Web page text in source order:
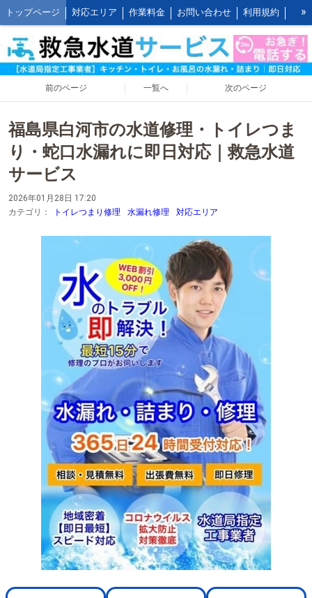
トップページ 対応エリア 作業料金 お問い合わせ 利用規約
水道修理の作業報告 水道修理の施工事例 よくあるご質問 FAQ
救水の水道修理ブログ お客様の声とご感想 WEB割引ご利用方法
公式LINEアカウント キッチンの作業料金
屋外の作業料金
»
前のページ 一覧へ 次のページ
福島県白河市の水道修理・トイレつま
り・蛇口水漏れに即日対応｜救急水道
サービス
2026年01月28日 17:20
カテゴリ：
トイレつまり修理 水漏れ修理 対応エリア